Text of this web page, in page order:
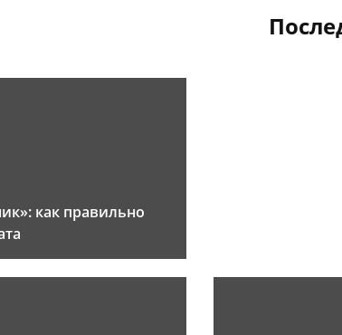
как правильно